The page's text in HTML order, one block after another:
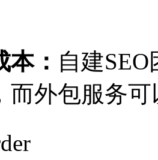
： 自建
而外包服务